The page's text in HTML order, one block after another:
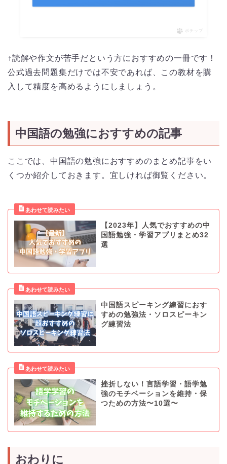
ポチップ
↑読解や作文が苦手だという方におすすめの一冊です！
公式過去問題集だけでは不安であれば、この教材を購
入して精度を高めるようにしましょう。
中国語の勉強におすすめの記事
ここでは、中国語の勉強におすすめのまとめ記事をい
くつか紹介しておきます。宜しければ御覧ください。
【2023年】人気でおすすめの中
国語勉強・学習アプリまとめ32
選
中国語スピーキング練習におす
すめの勉強法・ソロスピーキン
グ練習法
挫折しない！言語学習・語学勉
強のモチベーションを維持・保
つための方法〜10選〜
おわりに